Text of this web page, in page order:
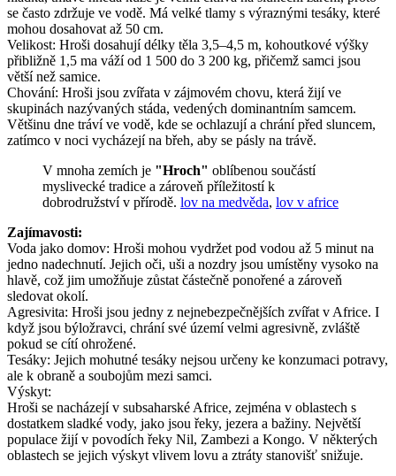
se často zdržuje ve vodě. Má velké tlamy s výraznými tesáky, které
mohou dosahovat až 50 cm.
Velikost: Hroši dosahují délky těla 3,5–4,5 m, kohoutkové výšky
přibližně 1,5 ma váží od 1 500 do 3 200 kg, přičemž samci jsou
větší než samice.
Chování: Hroši jsou zvířata v zájmovém chovu, která žijí ve
skupinách nazývaných stáda, vedených dominantním samcem.
Většinu dne tráví ve vodě, kde se ochlazují a chrání před sluncem,
zatímco v noci vycházejí na břeh, aby se pásly na trávě.
V mnoha zemích je "Hroch" oblíbenou součástí
myslivecké tradice a zároveň příležitostí k
dobrodružství v přírodě. lov na medvěda, lov v africe
Zajímavosti:
Voda jako domov: Hroši mohou vydržet pod vodou až 5 minut na
jedno nadechnutí. Jejich oči, uši a nozdry jsou umístěny vysoko na
hlavě, což jim umožňuje zůstat částečně ponořené a zároveň
sledovat okolí.
Agresivita: Hroši jsou jedny z nejnebezpečnějších zvířat v Africe. I
když jsou býložravci, chrání své území velmi agresivně, zvláště
pokud se cítí ohrožené.
Tesáky: Jejich mohutné tesáky nejsou určeny ke konzumaci potravy,
ale k obraně a soubojům mezi samci.
Výskyt:
Hroši se nacházejí v subsaharské Africe, zejména v oblastech s
dostatkem sladké vody, jako jsou řeky, jezera a bažiny. Největší
populace žijí v povodích řeky Nil, Zambezi a Kongo. V některých
oblastech se jejich výskyt vlivem lovu a ztráty stanovišť snižuje.